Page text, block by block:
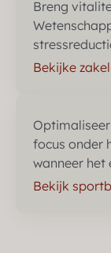
Breng
Bekijke
focus onder
wanneer het
Bekijk